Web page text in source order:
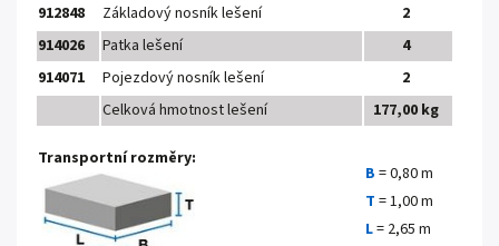
912848
Základový nosník lešení
2
914026
Patka lešení
4
914071
Pojezdový nosník lešení
2
Celková hmotnost lešení
177,00 kg
Transportní rozměry:
B = 0,80 m
T = 1,00 m
L= 2,65 m